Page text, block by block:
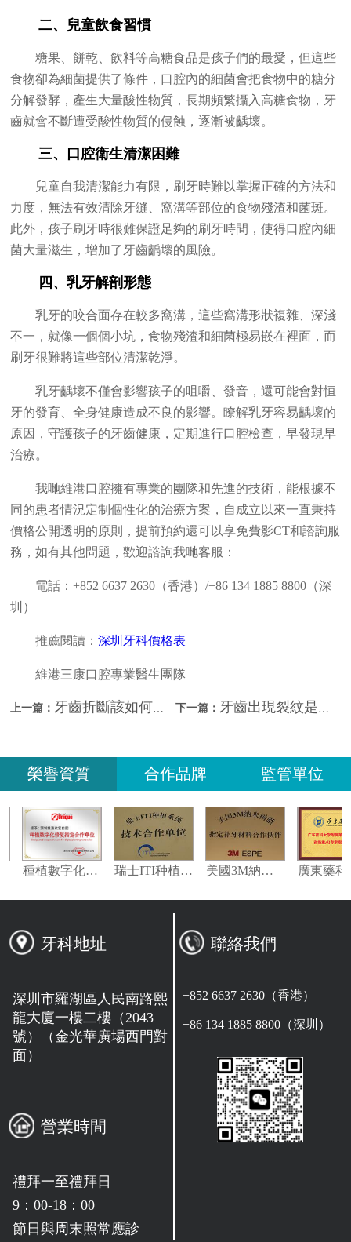
二、兒童飲食習慣
糖果、餅乾、飲料等高糖食品是孩子們的最愛，但這些
食物卻為細菌提供了條件，口腔內的細菌會把食物中的糖分
分解發酵，產生大量酸性物質，長期頻繁攝入高糖食物，牙
齒就會不斷遭受酸性物質的侵蝕，逐漸被齲壞。
三、口腔衛生清潔困難
兒童自我清潔能力有限，刷牙時難以掌握正確的方法和
力度，無法有效清除牙縫、窩溝等部位的食物殘渣和菌斑。
此外，孩子刷牙時很難保證足夠的刷牙時間，使得口腔內細
菌大量滋生，增加了牙齒齲壞的風險。
四、乳牙解剖形態
乳牙的咬合面存在較多窩溝，這些窩溝形狀複雜、深淺
不一，就像一個個小坑，食物殘渣和細菌極易嵌在裡面，而
刷牙很難將這些部位清潔乾淨。
乳牙齲壞不僅會影響孩子的咀嚼、發音，還可能會對恒
牙的發育、全身健康造成不良的影響。瞭解乳牙容易齲壞的
原因，守護孩子的牙齒健康，定期進行口腔檢查，早發現早
治療。
我哋維港口腔擁有專業的團隊和先進的技術，能根據不
同的患者情況定制個性化的治療方案，自成立以來一直秉持
價格公開透明的原則，提前預約還可以享免費影CT和諮詢服
務，如有其他問題，歡迎諮詢我哋客服：
電話：+852 6637 2630（香港）/+86 134 1885 8800（深
圳）
推薦閱讀：深圳牙科價格表
維港三康口腔專業醫生團隊
上一篇： 牙齒折斷該如何處理？深圳牙科哪間好？ 下一篇： 牙齒出現裂紋是什麼情況？深圳看牙哪間好？
榮譽資質 合作品牌 監管單位
牙科地址
深圳市羅湖區人民南路熙
龍大廈一樓二樓（2043
號）（金光華廣場西門對
面）
營業時間
禮拜一至禮拜日
9：00-18：00
節日與周末照常應診
聯絡我們
+852 6637 2630（香港）
+86 134 1885 8800（深圳）